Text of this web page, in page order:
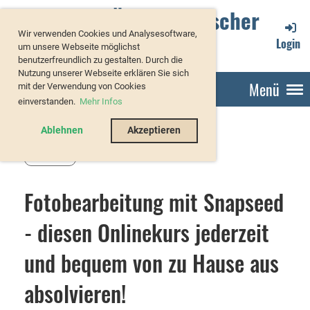
Wir verwenden Cookies und Analysesoftware,
um unsere Webseite möglichst
benutzerfreundlich zu gestalten. Durch die
Nutzung unserer Webseite erklären Sie sich
mit der Verwendung von Cookies
einverstanden. Mehr Infos
Ablehnen Akzeptieren
Verband Österreichischer
Forellenzüchter
Login
Menü
Fotobearbeitung mit Snapseed
- diesen Onlinekurs jederzeit
und bequem von zu Hause aus
absolvieren!